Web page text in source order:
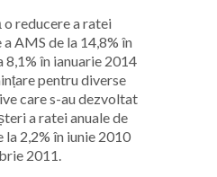
reducere a ratei
AMS de la 14,8% în
în ianuarie 2014
pentru diverse
care s-au dezvoltat
a ratei anuale de
2,2% în iunie 2010
2011.